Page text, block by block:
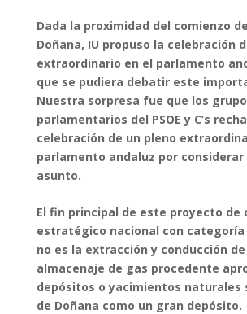
Dada la proximidad del comienzo
Doñana, IU propuso la celebración
extraordinario en el parlamento
que se pudiera debatir este
Nuestra sorpresa fue que los
parlamentarios del PSOE y C’s
celebración de un pleno
parlamento andaluz por
asunto.
El fin principal de este proyecto de
estratégico nacional con
no es la extracción y conducción
almacenaje de gas procedente
depósitos o yacimientos naturales
de Doñana como un gran depósito.